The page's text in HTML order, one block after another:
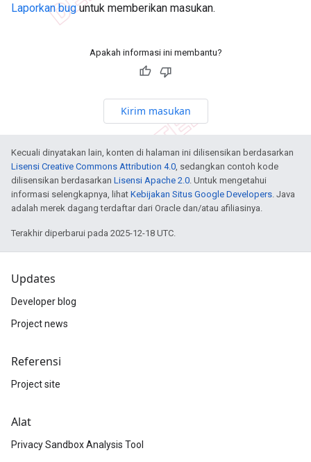
Laporkan buguntuk memberikan masukan.
Apakah informasi ini membantu?
Kirim masukan
Kecuali dinyatakan lain, konten di halaman ini dilisensikan berdasarkan
Lisensi Creative Commons Attribution 4.0, sedangkan contoh kode
dilisensikan berdasarkan Lisensi Apache 2.0. Untuk mengetahui
informasi selengkapnya, lihat Kebijakan Situs Google Developers. Java
adalah merek dagang terdaftar dari Oracle dan/atau afiliasinya.
Terakhir diperbarui pada 2025-12-18 UTC.
Updates
Developer blog
Project news
Referensi
Project site
Alat
Privacy Sandbox Analysis Tool